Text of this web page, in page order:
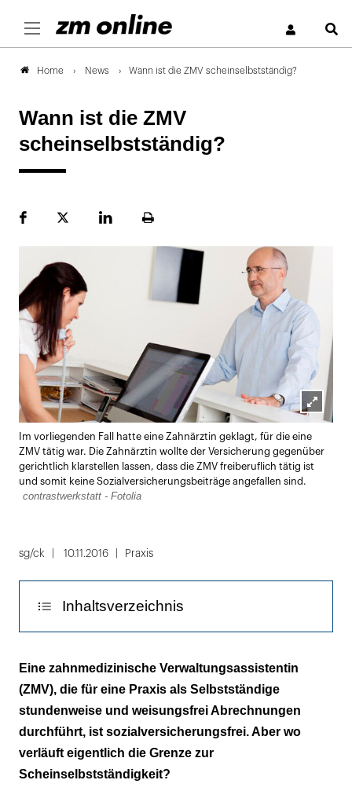
Home News Wann ist die ZMV scheinselbstständig?
Wann ist die ZMV
scheinselbstständig?
FacebookPlattformLinekdInSeite
Lightbox
öffnen
Im vorliegenden Fall hatte eine Zahnärztin geklagt, für die eine
ZMV tätig war. Die Zahnärztin wollte der Versicherung gegenüber
gerichtlich klarstellen lassen, dass die ZMV freiberuflich tätig ist
und somit keine Sozialversicherungsbeiträge angefallen sind.
contrastwerkstatt - Fotolia
sg/ck 10.11.2016 Praxis
Inhaltsverzeichnis
Wer ist versicherungspflichtig?
Eine zahnmedizinische Verwaltungsassistentin
(ZMV), die für eine Praxis als Selbstständige
stundenweise und weisungsfrei Abrechnungen
durchführt, ist sozialversicherungsfrei. Aber wo
verläuft eigentlich die Grenze zur
Scheinselbstständigkeit?